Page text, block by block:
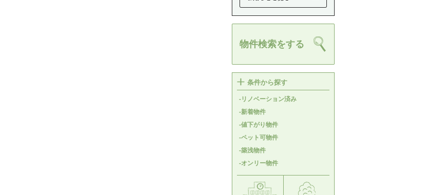
物件検索をする
条件から探す
-リノベーション済み
-新着物件
-値下がり物件
-ペット可物件
-築浅物件
-オンリー物件